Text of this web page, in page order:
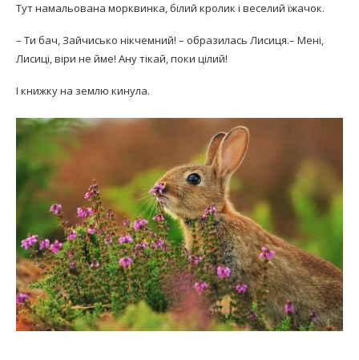
Тут намальована морквинка, білий кролик і веселий їжачок.
– Ти бач, Зайчисько нікчемний! – образилась Лисиця.– Мені,
Лисиці, віри не йме! Ану тікай, поки цілий!
І книжку на землю кинула.